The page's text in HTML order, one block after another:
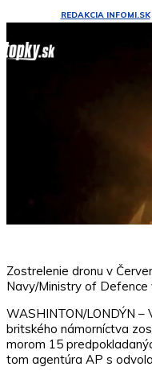
REDAKCIA INFOMI.SK
Zostrelenie dronu v
Navy/Ministry of Defence
WASHINTON/LONDÝN –
britského námorníctva
morom 15
tom agentúra AP s